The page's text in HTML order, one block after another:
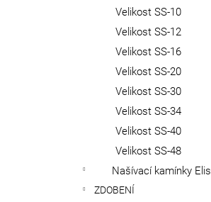
Velikost SS-10
Velikost SS-12
Velikost SS-16
Velikost SS-20
Velikost SS-30
Velikost SS-34
Velikost SS-40
Velikost SS-48
Našívací kamínky Elis
ZDOBENÍ